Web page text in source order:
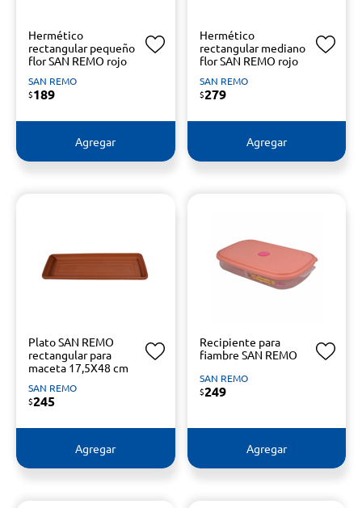
Hermético
rectangular pequeño
flor SAN REMO rojo
SAN REMO
$189
Agregar
Hermético
rectangular mediano
flor SAN REMO rojo
SAN REMO
$279
Agregar
Plato SAN REMO
rectangular para
maceta 17,5X48 cm
SAN REMO
$245
Agregar
Recipiente para
fiambre SAN REMO
SAN REMO
$249
Agregar